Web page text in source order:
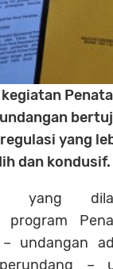
b
yang
dan kondusif.
yang
program
undangan
–